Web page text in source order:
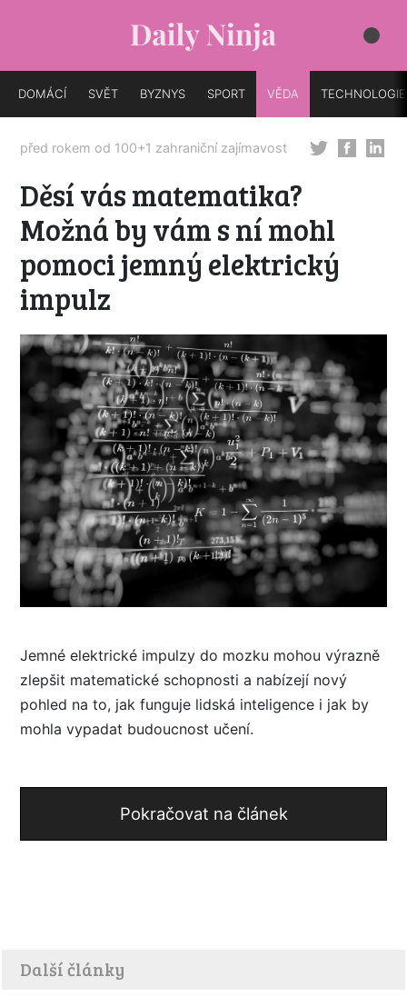
DOMÁCÍ SVĚT BYZNYS SPORT VĚDA TECHNOLOGIE
před rokem od 100+1 zahraniční zajímavost
Děsí vás matematika?
Možná by vám s ní mohl
pomoci jemný elektrický
impulz
Jemné elektrické impulzy do mozku mohou výrazně
zlepšit matematické schopnosti a nabízejí nový
pohled na to, jak funguje lidská inteligence i jak by
mohla vypadat budoucnost učení.
Pokračovat na článek
Další články